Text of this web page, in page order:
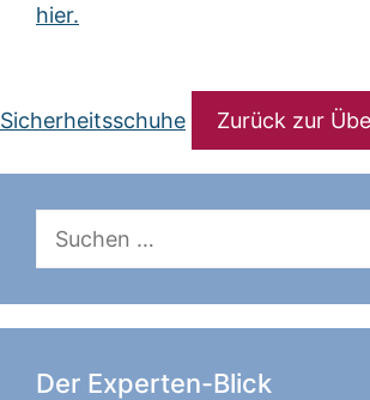
hier.
Sicherheitsschuhe Zurück zur
Suchen
nach:
Der Experten-Blick